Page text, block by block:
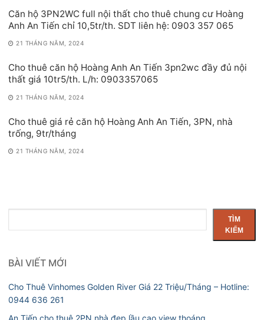
Căn hộ 3PN2WC full nội thất cho thuê chung cư Hoàng
Anh An Tiến chỉ 10,5tr/th. SDT liên hệ: 0903 357 065
21 THÁNG NĂM, 2024
Cho thuê căn hộ Hoàng Anh An Tiến 3pn2wc đầy đủ nội
thất giá 10tr5/th. L/h: 0903357065
21 THÁNG NĂM, 2024
Cho thuê giá rẻ căn hộ Hoàng Anh An Tiến, 3PN, nhà
trống, 9tr/tháng
21 THÁNG NĂM, 2024
kiếm
TÌM
KIẾM
BÀI VIẾT MỚI
Cho Thuê Vinhomes Golden River Giá 22 Triệu/Tháng – Hotline:
0944 636 261
An Tiến cho thuê 2PN nhà đẹp lầu cao view thoáng